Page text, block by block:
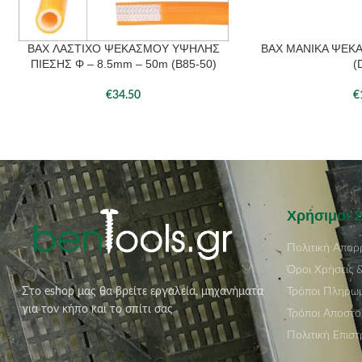
ΔΙΑΒΆΣΤΕ ΠΕΡΙΣΣΌΤΕΡΑ
BAX ΛΑΣΤΙΧΟ ΨΕΚΑΣΜΟΥ ΥΨΗΛΗΣ
ΠΙΕΣΗΣ Φ – 8.5mm – 50m (Β85-50)
€34.50
ΔΙΑΒΆΣΤΕ
BAX ΜΑΝΙΚΑ
€
Στο eshop μας θα βρείτε εργαλεία, μηχανήματα
για τον κήπο και το σπίτι σας
Χρήσιμοι
Πολιτική
Όροι Χρήσεις
Τρόποι
Τρόποι
Πολιτική